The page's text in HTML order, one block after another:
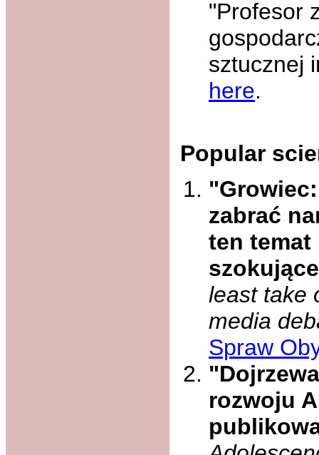
"Profesor
sztucznej
here.
Popular
zabrać
ten temat
least take
media
Spraw
rozwoju